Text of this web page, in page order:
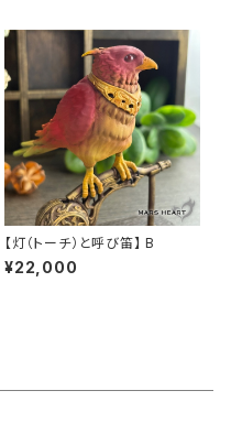
【灯（トーチ）と呼び笛】 B
¥22,000